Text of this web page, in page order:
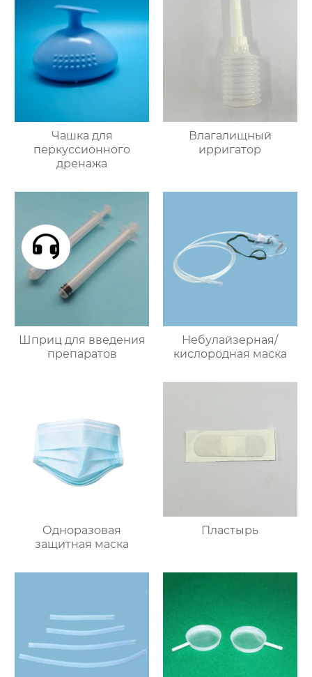
Чашка для
перкуссионного
дренажа
Влагалищный
ирригатор
Шприц для введения
препаратов
Небулайзерная/
кислородная маска
Одноразовая
защитная маска
Пластырь